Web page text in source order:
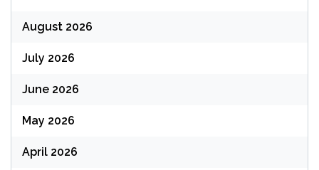
August 2026
July 2026
June 2026
May 2026
April 2026